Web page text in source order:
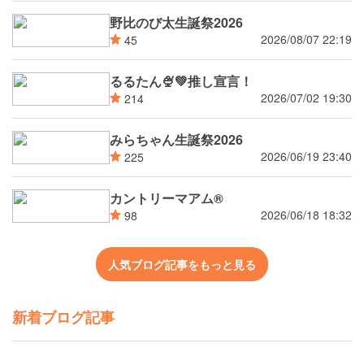
野比のび太生誕祭2026
45 2026/08/07 22:19
るるたん🍨‪💚推し宣言！
214 2026/07/02 19:30
みらちゃん生誕祭2026
225 2026/06/19 23:40
カントリーマアム®
98 2026/06/18 18:32
人気ブログ記事をもっと見る
新着ブログ記事